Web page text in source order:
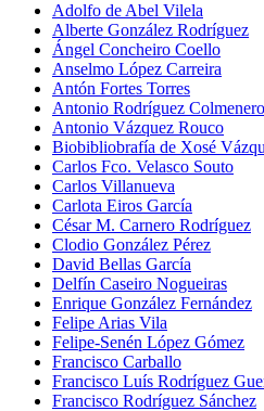
Adolfo de Abel Vilela
Alberte González Rodríguez
Ángel Concheiro Coello
Anselmo López Carreira
Antón Fortes Torres
Antonio Rodríguez Colmenero
Antonio Vázquez Rouco
Biobibliobrafía de Xosé
Carlos Fco. Velasco Souto
Carlos Villanueva
Carlota Eiros García
César M. Carnero Rodríguez
Clodio González Pérez
David Bellas García
Delfín Caseiro Nogueiras
Enrique González Fernández
Felipe Arias Vila
Felipe-Senén López Gómez
Francisco Carballo
Francisco Luís Rodríguez
Francisco Rodríguez Sánchez